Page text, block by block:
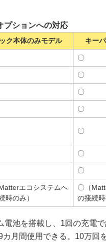
プションへの対応
ク本体のみモデル キー
〇
〇
〇
〇
〇
〇
〇
エコシステムへ
時のみ）
〇（
の接続時
池を搭載し、1回の充電
月間使用できる。10万回